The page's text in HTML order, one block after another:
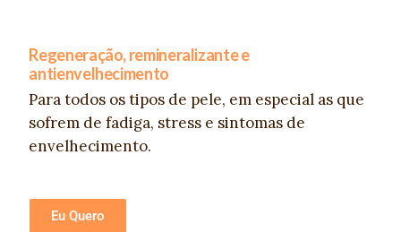
Regeneração, remineralizante e
antienvelhecimento
Para todos os tipos de pele, em especial as que
sofrem de fadiga, stress e sintomas de
envelhecimento.
Eu Quero